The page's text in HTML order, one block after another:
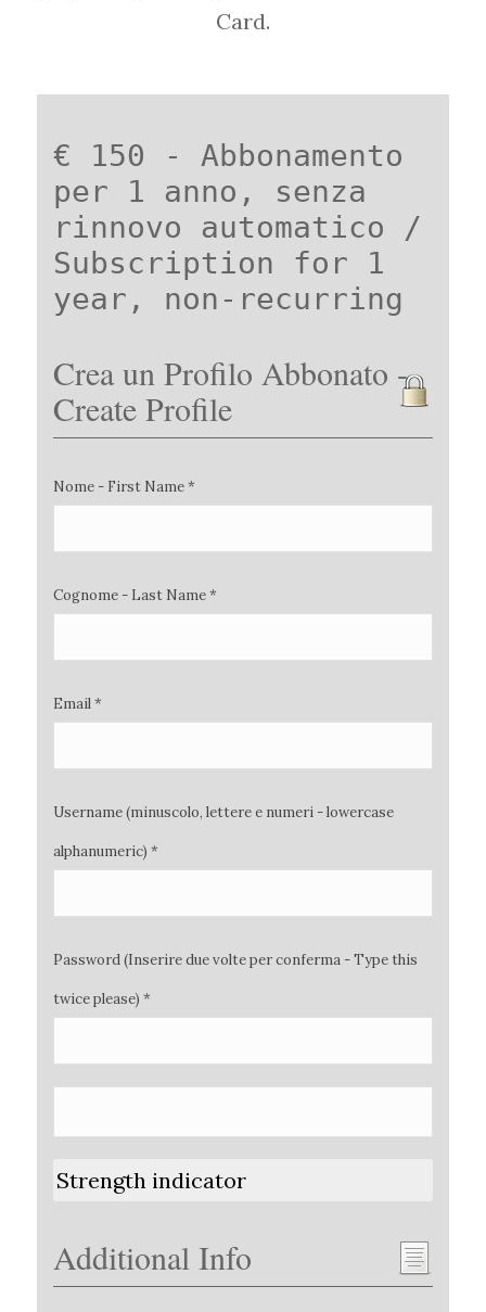
Card.
€ 150 - Abbonamento
per 1 anno, senza
rinnovo automatico /
Subscription for 1
year, non-recurring
Crea un Profilo Abbonato -
Create Profile
Nome - First Name *
Cognome - Last Name *
Email *
Username (minuscolo, lettere e numeri - lowercase
alphanumeric) *
Password (Inserire due volte per conferma - Type this
twice please) *
Strength indicator
Additional Info